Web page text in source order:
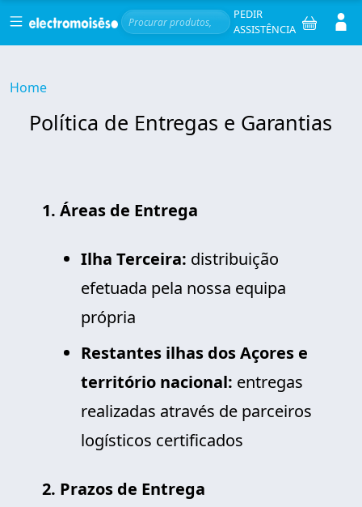
Skip to main content Serviços
PEDIR
ASSISTÊNCIA
Breadcrumb
Home
Política de Entregas e Garantias
1. Áreas de Entrega
Ilha Terceira: distribuição
efetuada pela nossa equipa
própria
Restantes ilhas dos Açores e
território nacional: entregas
realizadas através de parceiros
logísticos certificados
2. Prazos de Entrega